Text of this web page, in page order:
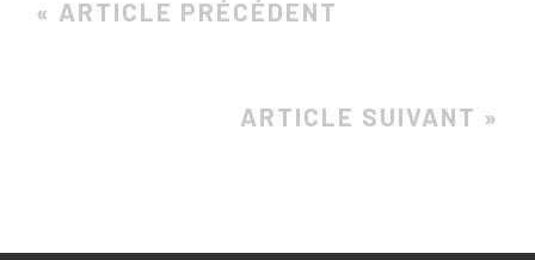
« ARTICLE PRÉCÉDENT
ARTICLE SUIVANT »